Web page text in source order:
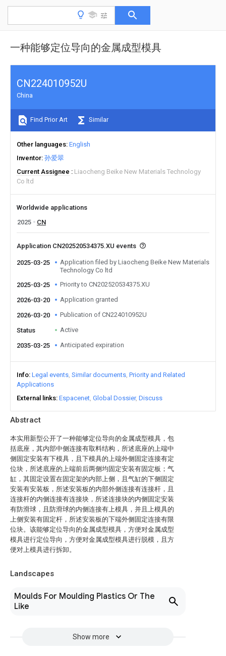
一种能够定位导向的金属成型模具
Abstract
本实用新型公开了一种能够定位导向的金属成型模具，包
括底座，其内部中侧连接有取料结构，所述底座的上端中
侧固定安装有下模具，且下模具的上端外侧固定连接有定
位块，所述底座的上端前后两侧均固定安装有固定板；气
缸，其固定设置在固定架的内部上侧，且气缸的下侧固定
安装有安装板，所述安装板的内部外侧连接有连接杆，且
连接杆的内侧连接有连接块，所述连接块的内侧固定安装
有防滑球，且防滑球的内侧连接有上模具，并且上模具的
上侧安装有固定杆，所述安装板的下端外侧固定连接有限
位块。该能够定位导向的金属成型模具，方便对金属成型
模具进行定位导向，方便对金属成型模具进行脱模，且方
便对上模具进行拆卸。
Landscapes
Moulds For Moulding Plastics Or The
Like
Show more
CN224010952U
China
Find Prior Art Similar
Other languages English
Inventor 孙爱翠
Current Assignee
Liaocheng Beike New Materials Technology
Co ltd
Worldwide applications
2025
CN
Application CN202520534375.XU events
2025-03-25
Application filed by Liaocheng Beike New Materials
Technology Co ltd
2025-03-25
Priority to CN202520534375.XU
2026-03-20 Application granted
2026-03-20 Publication of CN224010952U
Status Active
2035-03-25 Anticipated expiration
Info Legal events Similar documents Priority and Related
Applications
External links Espacenet Global Dossier Discuss